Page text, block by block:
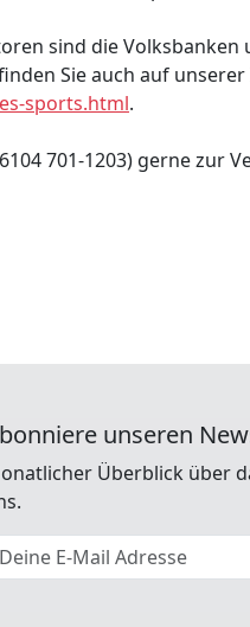
sind die Volksbanken
Sie auch auf
sports.html.
701-1203) gerne zur
unseren
Überblick über
Adresse